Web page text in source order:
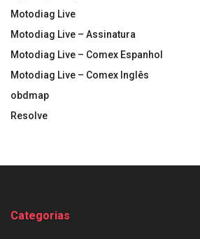
Motodiag Live
Motodiag Live – Assinatura
Motodiag Live – Comex Espanhol
Motodiag Live – Comex Inglês
obdmap
Resolve
Categorias